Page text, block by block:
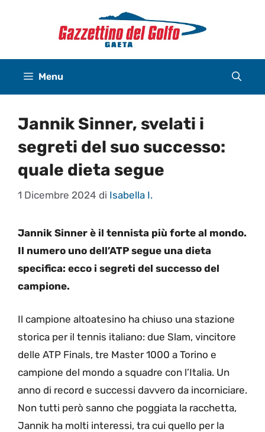
Menu
Jannik Sinner, svelati i
segreti del suo successo:
quale dieta segue
1 Dicembre 2024 di Isabella I.
Jannik Sinner è il tennista più forte al mondo.
Il numero uno dell’ATP segue una dieta
specifica: ecco i segreti del successo del
campione.
Il campione altoatesino ha chiuso una stazione
storica per il tennis italiano: due Slam, vincitore
delle ATP Finals, tre Master 1000 a Torino e
campione del mondo a squadre con l’Italia. Un
anno di record e successi davvero da incorniciare.
Non tutti però sanno che poggiata la racchetta,
Jannik ha molti interessi, tra cui quello per la